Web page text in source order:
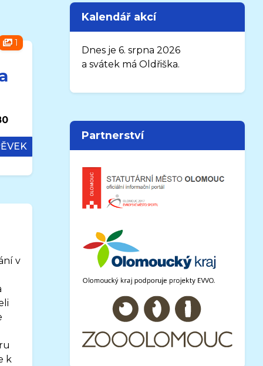
1
v
k
Kalendář akcí
Dnes je 6. srpna 2026
a svátek má Oldřiška.
Partnerství